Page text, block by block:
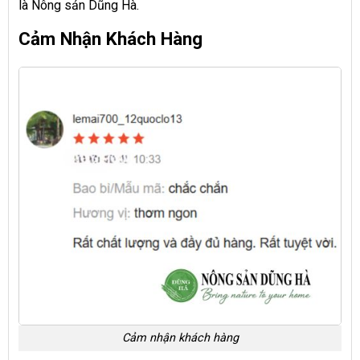
là Nông sản Dũng Hà.
Cảm Nhận Khách Hàng
Cảm nhận khách hàng